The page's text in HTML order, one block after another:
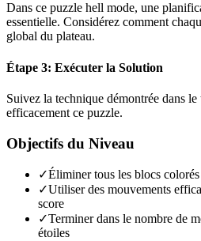
Dans ce puzzle hell mode, une
essentielle. Considérez comment
global du plateau.
Étape 3: Exécuter la Solution
Suivez la technique démontrée dans
efficacement ce puzzle.
Objectifs du Niveau
✓Éliminer tous les blocs
✓Utiliser des mouvements
score
✓Terminer dans le nombre de
étoiles